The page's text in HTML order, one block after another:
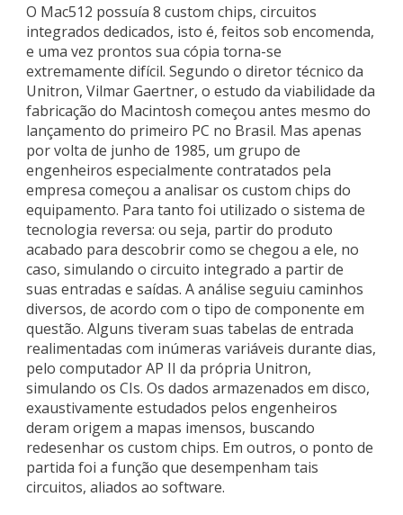
O Mac512 possuía 8 custom chips, circuitos
integrados dedicados, isto é, feitos sob encomenda,
e uma vez prontos sua cópia torna-se
extremamente difícil. Segundo o diretor técnico da
Unitron, Vilmar Gaertner, o estudo da viabilidade da
fabricação do Macintosh começou antes mesmo do
lançamento do primeiro PC no Brasil. Mas apenas
por volta de junho de 1985, um grupo de
engenheiros especialmente contratados pela
empresa começou a analisar os custom chips do
equipamento. Para tanto foi utilizado o sistema de
tecnologia reversa: ou seja, partir do produto
acabado para descobrir como se chegou a ele, no
caso, simulando o circuito integrado a partir de
suas entradas e saídas. A análise seguiu caminhos
diversos, de acordo com o tipo de componente em
questão. Alguns tiveram suas tabelas de entrada
realimentadas com inúmeras variáveis durante dias,
pelo computador AP II da própria Unitron,
simulando os CIs. Os dados armazenados em disco,
exaustivamente estudados pelos engenheiros
deram origem a mapas imensos, buscando
redesenhar os custom chips. Em outros, o ponto de
partida foi a função que desempenham tais
circuitos, aliados ao software.